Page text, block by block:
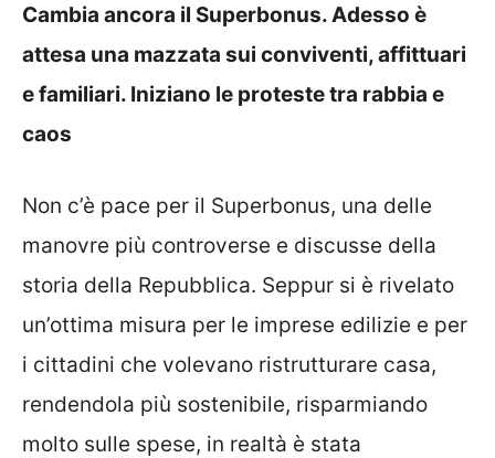
Cambia ancora il Superbonus. Adesso è
attesa una mazzata sui conviventi, affittuari
e familiari. Iniziano le proteste tra rabbia e
caos
Non c’è pace per il Superbonus, una delle
manovre più controverse e discusse della
storia della Repubblica. Seppur si è rivelato
un’ottima misura per le imprese edilizie e per
i cittadini che volevano ristrutturare casa,
rendendola più sostenibile, risparmiando
molto sulle spese, in realtà è stata